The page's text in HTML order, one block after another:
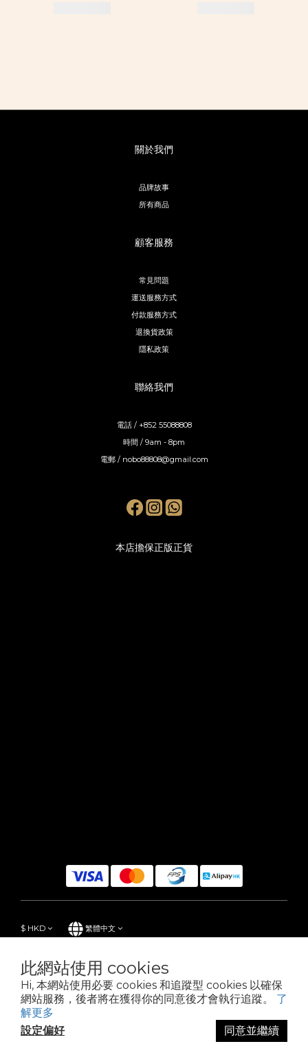
此網站使用 cookies
Hi, 本網站使用必要 cookies 和追蹤型 cookies 以確保
網站服務，後者將在獲得你的同意後才會執行追蹤。 了
解更多
設定偏好
同意並繼續
關於我們
品牌故事
所有商品
顧客服務
常見問題
運送服務方式
付款服務方式
退換貨政策
隱私政策
聯絡我們
電話 / +852 55088808
時間 / 9am - 8pm
電郵 / nobo88808@gmail.com
本店擔保正版正貨
$ HKD 繁體中文
Powered by SHOPLINE